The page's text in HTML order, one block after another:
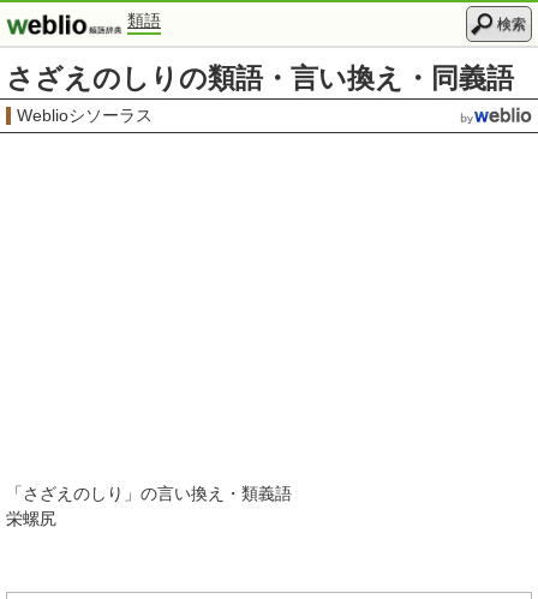
類語 検索
さざえのしりの類語・言い換え・同義語
Weblioシソーラス
「さざえのしり 」の言い換え・類義語
栄螺尻